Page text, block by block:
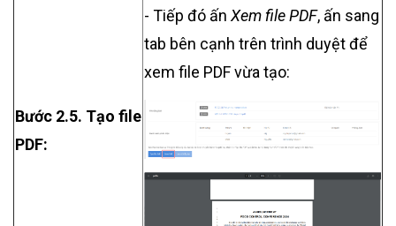
Bước 2.5. Tạo file
PDF:
- Tiếp đó ấn Xem file PDF, ấn sang
tab bên cạnh trên trình duyệt để
xem file PDF vừa tạo: